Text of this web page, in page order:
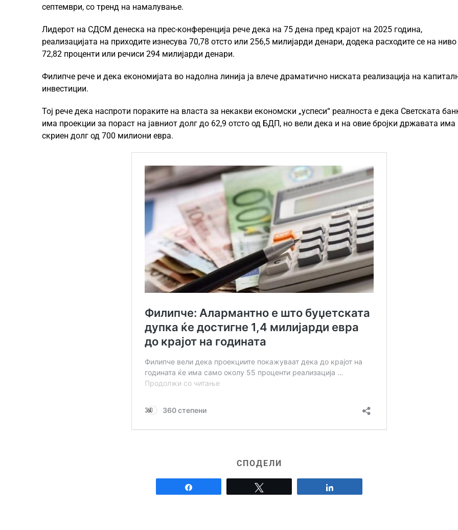
септември, со тренд на намалување.
Лидерот на СДСМ денеска на прес-конференција рече дека на 75 дена пред крајот на 2025 година,
реализацијата на приходите изнесува 70,78 отсто или 256,5 милијарди денари, додека расходите се на
72,82 проценти или речиси 294 милијарди денари.
Филипче рече и дека економијата во надолна линија ја влече драматично ниската реализација на
инвестиции.
Тој рече дека наспроти пораките на власта за некакви економски „успеси“ реалноста е дека Светската
има проекции за пораст на јавниот долг до 62,9 отсто од БДП, но вели дека и на овие бројки државата има
скриен долг од 700 милиони евра.
СПОДЕЛИ